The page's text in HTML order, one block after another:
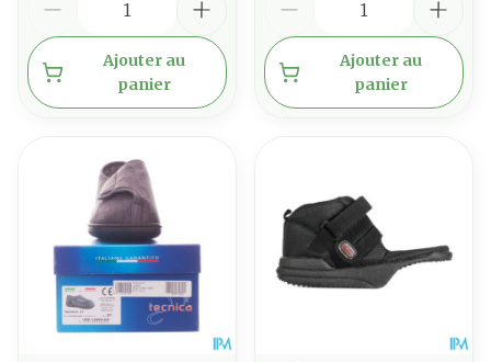
Ajouter au
panier
Ajouter au
panier